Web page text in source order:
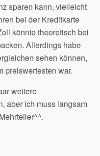
sparen kann, vielleicht
bei der Kreditkarte
könnte theoretisch bei
Allerdings habe
sehen können,
preiswertesten war.
weitere
aber ich muss langsam